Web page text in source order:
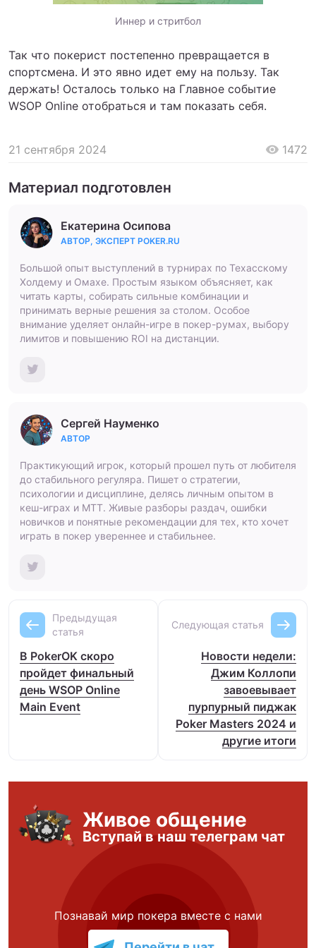
Иннер и стритбол
Так что покерист постепенно превращается в
спортсмена. И это явно идет ему на пользу. Так
держать! Осталось только на Главное событие
WSOP Online отобраться и там показать себя.
21 сентября 2024 1472
Материал подготовлен
Екатерина Осипова
АВТОР, ЭКСПЕРТ POKER.RU
Большой опыт выступлений в турнирах по Техасскому
Холдему и Омахе. Простым языком объясняет, как
читать карты, собирать сильные комбинации и
принимать верные решения за столом. Особое
внимание уделяет онлайн-игре в покер-румах, выбору
лимитов и повышению ROI на дистанции.
Сергей Науменко
АВТОР
Практикующий игрок, который прошел путь от любителя
до стабильного регуляра. Пишет о стратегии,
психологии и дисциплине, делясь личным опытом в
кеш-играх и МТТ. Живые разборы раздач, ошибки
новичков и понятные рекомендации для тех, кто хочет
играть в покер увереннее и стабильнее.
Предыдущая
статья
В PokerOK скоро
пройдет финальный
день WSOP Online
Main Event
Следующая статья
Новости недели:
Джим Коллопи
завоевывает
пурпурный пиджак
Poker Masters 2024 и
другие итоги
Живое общение
Вступай в наш телеграм чат
Познавай мир покера вместе с нами